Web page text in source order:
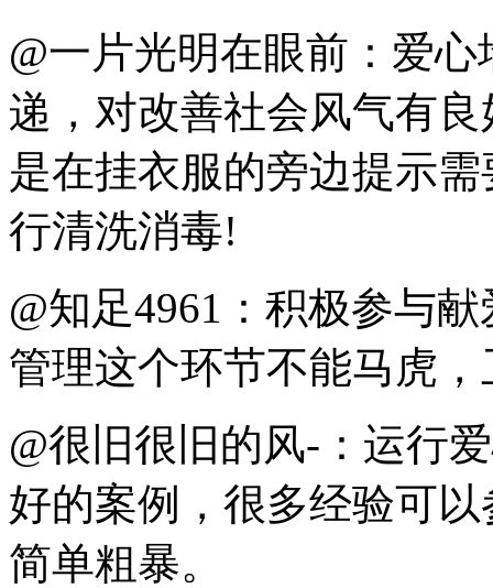
@一片光明在眼前：爱
递，对改善社会风气有
是在挂衣服的旁边提示
行清洗消毒!
@知足4961：积极参与
管理这个环节不能马虎
@很旧很旧的风-：运行
好的案例，很多经验可
简单粗暴。